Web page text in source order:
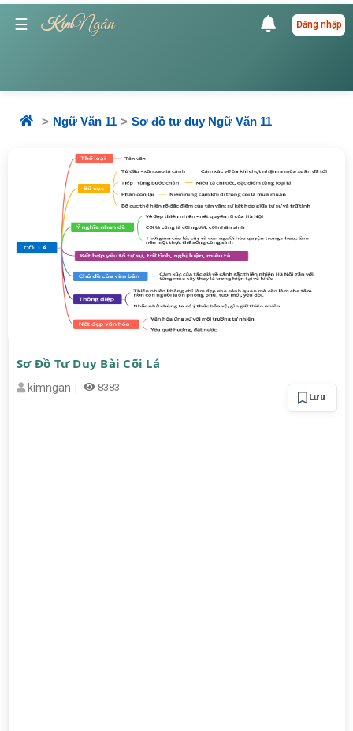
☰ KimNgân Đăng nhập
Ngữ Văn 11 Sơ đồ tư duy Ngữ Văn 11
Sơ Đồ Tư Duy Bài Cõi Lá
kimngan 8383
Lưu